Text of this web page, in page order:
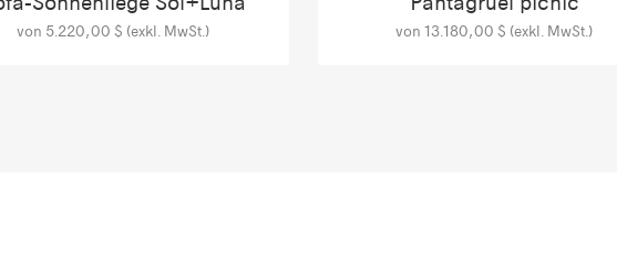
von 5.220,00 $ (exkl. MwSt.) von 13.180,00 $ (exkl. MwSt.)